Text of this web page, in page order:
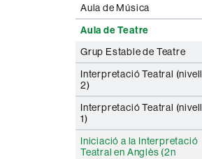
Aula de Música
Aula de Teatre
Grup Estable de Teatre
Interpretació Teatral (nivell
2)
Interpretació Teatral (nivell
1)
Iniciació a la Interpretació
Teatral en Anglès (2n